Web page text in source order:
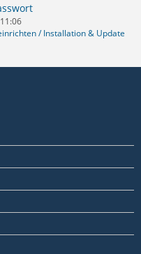
/ Installation & Update